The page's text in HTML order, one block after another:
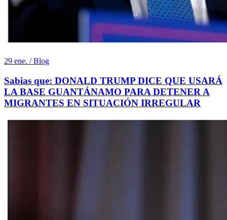
29 ene. / Blog
Sabias que: DONALD TRUMP DICE QUE USARÁ
LA BASE GUANTÁNAMO PARA DETENER A
MIGRANTES EN SITUACIÓN IRREGULAR